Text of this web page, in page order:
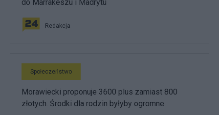
do Marrakeszu i Madrytu
Redakcja
Społeczeństwo
Morawiecki proponuje 3600 plus zamiast 800
złotych. Środki dla rodzin byłyby ogromne